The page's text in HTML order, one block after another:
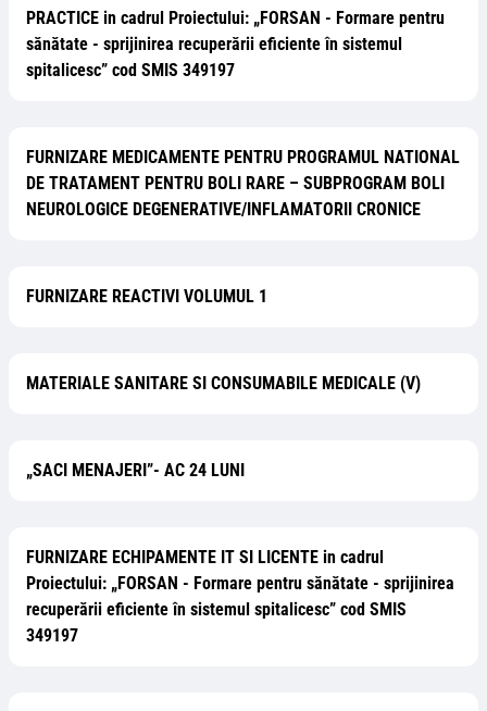
PRACTICE in cadrul Proiectului: „FORSAN - Formare pentru
sănătate - sprijinirea recuperării eficiente în sistemul
spitalicesc” cod SMIS 349197
FURNIZARE MEDICAMENTE PENTRU PROGRAMUL NATIONAL
DE TRATAMENT PENTRU BOLI RARE – SUBPROGRAM BOLI
NEUROLOGICE DEGENERATIVE/INFLAMATORII CRONICE
FURNIZARE REACTIVI VOLUMUL 1
MATERIALE SANITARE SI CONSUMABILE MEDICALE (V)
„SACI MENAJERI”- AC 24 LUNI
FURNIZARE ECHIPAMENTE IT SI LICENTE in cadrul
Proiectului: „FORSAN - Formare pentru sănătate - sprijinirea
recuperării eficiente în sistemul spitalicesc” cod SMIS
349197